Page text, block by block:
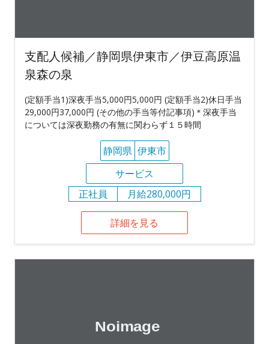
支配人候補／静岡県伊東市／伊豆高原温
泉森の泉
(定額手当1)深夜手当5,000円5,000円 (定額手当2)休日手当
29,000円37,000円 (その他の手当等付記事項)＊深夜手当
については深夜勤務の有無に関わらず１５時間
静岡県 伊東市
サービス
正社員
月給280,000円
詳細を見る